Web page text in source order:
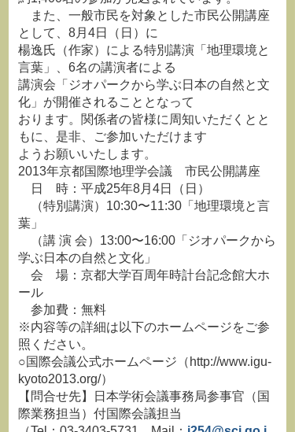
また、一般市民を対象とした市民公開講座
として、8月4日（日）に
楊逸氏（作家）による特別講演「地理環境と
言葉」、6名の講演者による
講演会「ジオパークから学ぶ日本の自然と文
化」が開催されることとなって
おります。関係者の皆様に周知いただくとと
もに、是非、ご参加いただけます
ようお願いいたします。
2013年京都国際地理学会議 市民公開講座
日 時：平成25年8月4日（日）
（特別講演）10:30〜11:30「地理環境と言
葉」
（講 演 会）13:00〜16:00「ジオパークから
学ぶ日本の自然と文化」
会 場：京都大学百周年時計台記念館大ホ
ール
参加費：無料
※内容等の詳細は以下のホームページをご参
照ください。
○国際会議公式ホームページ（http://www.igu-
kyoto2013.org/）
【問合せ先】日本学術会議事務局参事官（国
際業務担当）付国際会議担当